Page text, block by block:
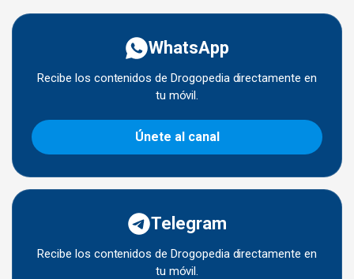
WhatsApp
Recibe los contenidos de Drogopedia directamente en
tu móvil.
Únete al canal
Telegram
Recibe los contenidos de Drogopedia directamente en
tu móvil.